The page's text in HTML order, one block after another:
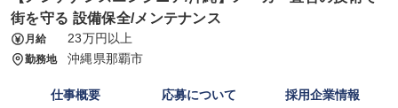
街を守る 設備保全/メンテナンス
月給 23万円以上
勤務地 沖縄県那覇市
仕事概要 応募について 採用企業情報